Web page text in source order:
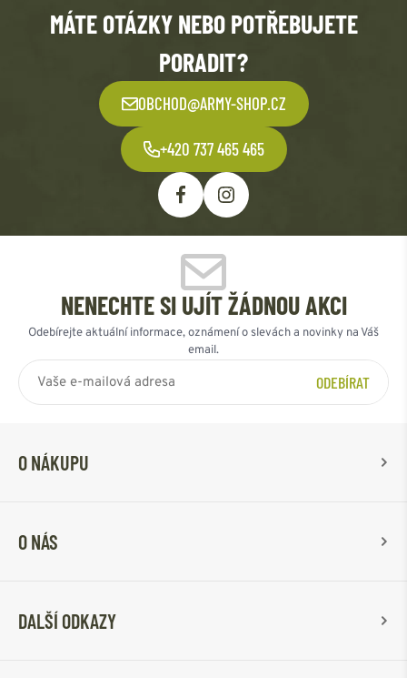
MÁTE OTÁZKY NEBO POTŘEBUJETE
PORADIT?
OBCHOD@ARMY-SHOP.CZ
+420 737 465 465
NENECHTE SI UJÍT ŽÁDNOU AKCI
Odebírejte aktuální informace, oznámení o slevách a novinky na Váš
email.
ODEBÍRAT
O NÁKUPU
O NÁS
DALŠÍ ODKAZY